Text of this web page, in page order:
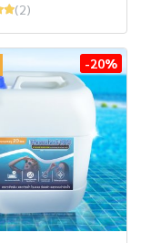
(2)
-20%